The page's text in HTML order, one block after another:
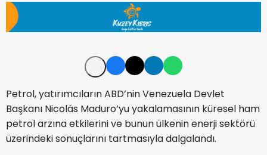
Petrol, yatırımcıların ABD’nin Venezuela Devlet
Başkanı Nicolás Maduro’yu yakalamasının küresel ham
petrol arzına etkilerini ve bunun ülkenin enerji sektörü
üzerindeki sonuçlarını tartmasıyla dalgalandı.